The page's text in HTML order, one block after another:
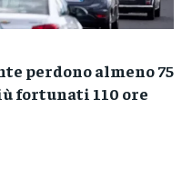
perdono almeno 75
fortunati 110 ore